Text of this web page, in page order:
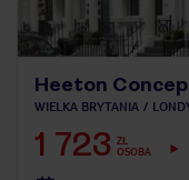
Heeton
WIELKA BRYTANIA
1 723 ZŁ
OSOBA